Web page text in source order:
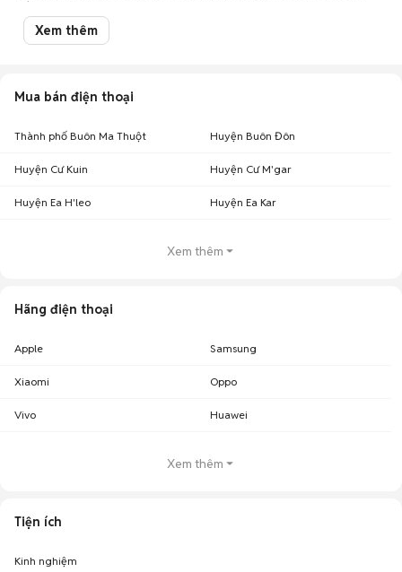
Điện thoại Honor giá 10 - 15 triệu Đắk Lắk
Lưu ý:Mức giá được tổng hợp từ các tin đăng trên Chợ Tốt, chỉ mang tính
Chợ Tốt - Nơi mua bán điện thoại Honor cũ tại Đắk Lắk giá tốt nhất!
Xem thêm
Mua bán điện thoại
Thành phố Buôn Ma Thuột Huyện Buôn Đôn
Huyện Cư Kuin Huyện Cư M'gar
Huyện Ea H'leo Huyện Ea Kar
Xem thêm
Hãng điện thoại
Apple Samsung
Xiaomi Oppo
Vivo Huawei
Xem thêm
Tiện ích
Kinh nghiệm